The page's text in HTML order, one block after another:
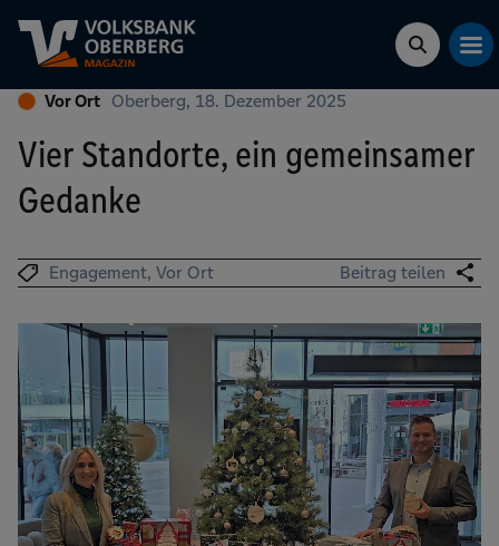
Vor Ort Oberberg, 18. Dezember 2025
Vier Standorte, ein gemeinsamer
Gedanke
Engagement Vor Ort Beitrag teilen